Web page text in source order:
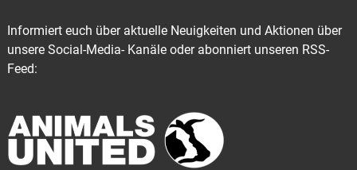
Informiert euch über aktuelle Neuigkeiten und Aktionen über
unsere Social-Media- Kanäle oder abonniert unseren RSS-
Feed: